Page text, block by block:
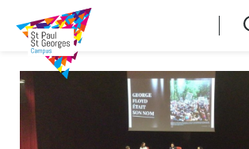
contenu
principal